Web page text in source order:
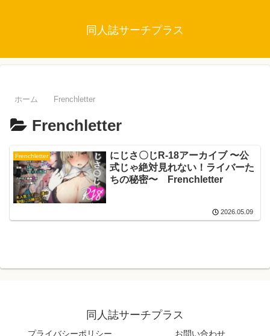
同人誌サーチプラス
ホーム Frenchletter
Frenchletter
Frenchletter
にじさ〇じR-18アーカイブ 〜公
式じゃ絶対見れない！ライバーた
ちの秘密〜 Frenchletter
2026.05.09
同人誌サーチプラス
プライバシーポリシー お問い合わせ